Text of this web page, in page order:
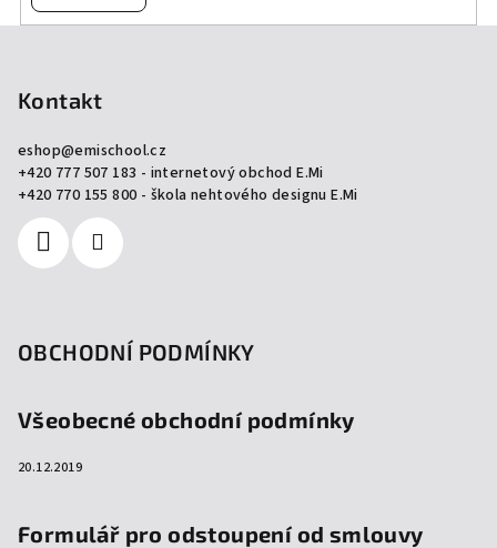
Kontakt
eshop@emischool.cz
+420 777 507 183 - internetový obchod E.Mi
+420 770 155 800 - škola nehtového designu E.Mi
OBCHODNÍ PODMÍNKY
Všeobecné obchodní podmínky
20.12.2019
Formulář pro odstoupení od smlouvy